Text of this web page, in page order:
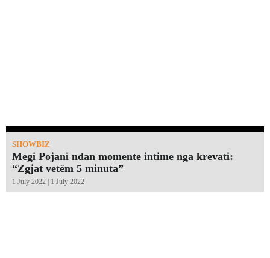
SHOWBIZ
Megi Pojani ndan momente intime nga krevati:
“Zgjat vetëm 5 minuta”￼
1 July 2022 | 1 July 2022